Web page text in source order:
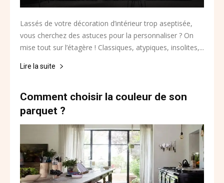
Lassés de votre décoration d’intérieur trop aseptisée,
vous cherchez des astuces pour la personnaliser ? On
mise tout sur l’étagère ! Classiques, atypiques, insolites,...
Lire la suite
Comment choisir la couleur de son
parquet ?